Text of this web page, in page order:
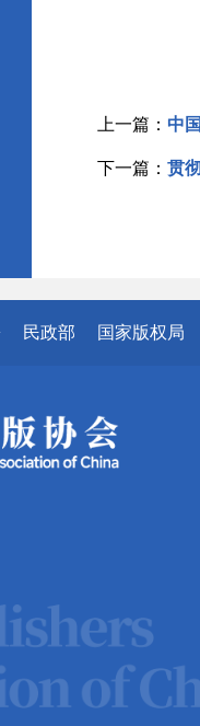
上一篇： 中
下一篇： 贯
民政部 国家版权局